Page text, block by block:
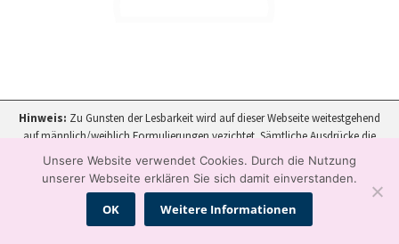
Hinweis: Zu Gunsten der Lesbarkeit wird auf dieser Webseite weitestgehend
auf männlich/weiblich Formulierungen vezichtet. Sämtliche Ausdrücke die
männlich ausformuliert sind, gelten sinngemäß auch für Frauen.
Unsere Website verwendet Cookies. Durch die Nutzung
unserer Webseite erklären Sie sich damit einverstanden.
OK Weitere Informationen